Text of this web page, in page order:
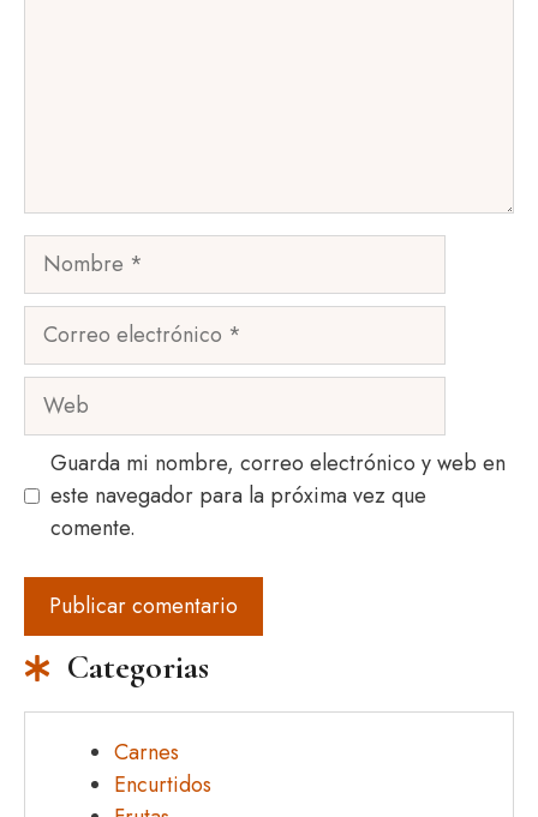
Nombre
Correo
Web
Guarda mi nombre, correo electrónico y web en
este navegador para la próxima vez que
comente.
Categorias
Carnes
Encurtidos